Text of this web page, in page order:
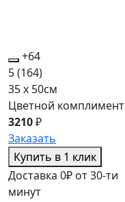
+64
5(164)
35 x 50см
Цветной комплимент
3210₽
Заказать
Купить в 1 клик
Доставка 0₽ от 30-ти
минут